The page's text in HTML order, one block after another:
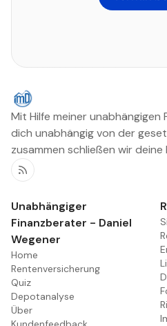
Mit Hilfe meiner
dich unabhängig von der
zusammen schließen wir deine
RSS
Unabhängiger
Finanzberater - Daniel
Wegener
Home
Rentenversicherung
Quiz
Depotanalyse
Über